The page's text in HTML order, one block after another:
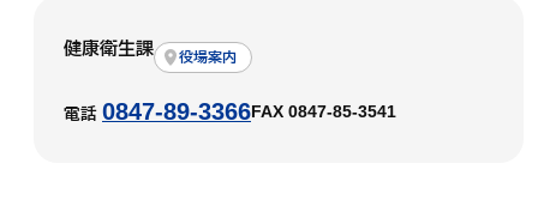
健康衛生課 役場案内
電話 0847-89-3366FAX 0847-85-3541